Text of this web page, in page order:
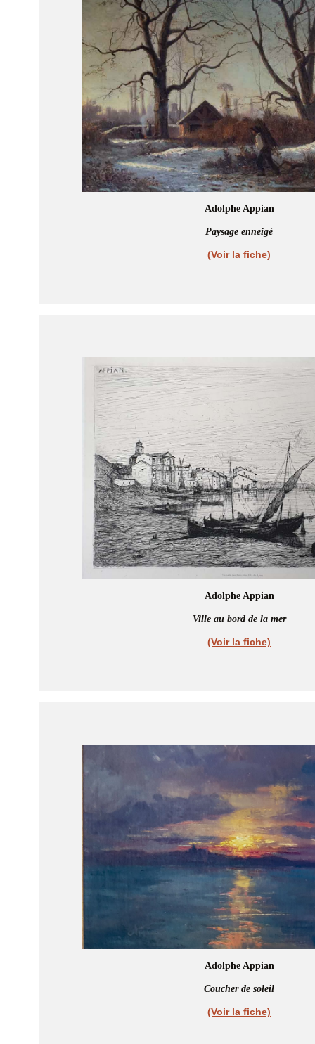
Adolphe Appian
Paysage enneigé
(Voir la fiche)
Adolphe Appian
Ville au bord de la mer
(Voir la fiche)
Adolphe Appian
Coucher de soleil
(Voir la fiche)